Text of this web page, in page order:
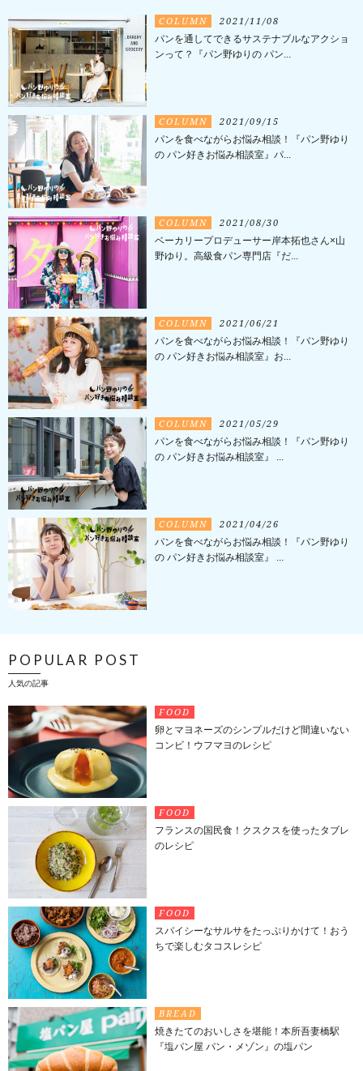
COLUMN 2021/11/08
パンを通してできるサステナブルなアクショ
ンって？『パン野ゆりの パン...
COLUMN 2021/09/15
パンを食べながらお悩み相談！『パン野ゆり
の パン好きお悩み相談室』パ...
COLUMN 2021/08/30
ベーカリープロデューサー岸本拓也さん×山
野ゆり。高級食パン専門店『だ...
COLUMN 2021/06/21
パンを食べながらお悩み相談！『パン野ゆり
の パン好きお悩み相談室』お...
COLUMN 2021/05/29
パンを食べながらお悩み相談！『パン野ゆり
の パン好きお悩み相談室』 ...
COLUMN 2021/04/26
パンを食べながらお悩み相談！『パン野ゆり
の パン好きお悩み相談室』 ...
POPULAR POST
人気の記事
FOOD
卵とマヨネーズのシンプルだけど間違いない
コンビ！ウフマヨのレシピ
FOOD
フランスの国民食！クスクスを使ったタブレ
のレシピ
FOOD
スパイシーなサルサをたっぷりかけて！おう
ちで楽しむタコスレシピ
BREAD
焼きたてのおいしさを堪能！本所吾妻橋駅
『塩パン屋 パン・メゾン』の塩パン